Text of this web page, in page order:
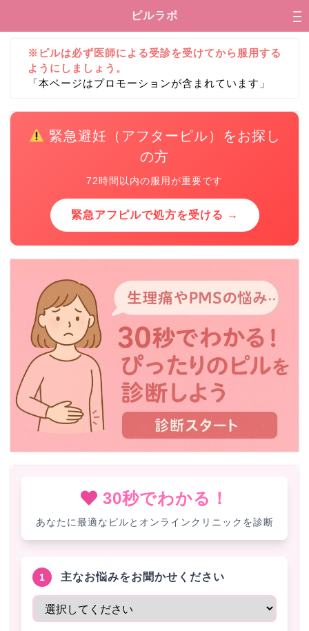
ピルラボ
※ピルは必ず医師による受診を受けてから服用する
ようにしましょう。
「本ページはプロモーションが含まれています」
緊急避妊（アフターピル）をお探し
の方
72時間以内の服用が重要です
緊急アフピルで処方を受ける →
30秒でわかる！
あなたに最適なピルとオンラインクリニックを診断
1 主なお悩みをお聞かせください